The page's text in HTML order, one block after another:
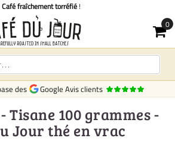
torréfié!
des Google Avis clients
Tisane 100 grammes -
Jour thé en vrac